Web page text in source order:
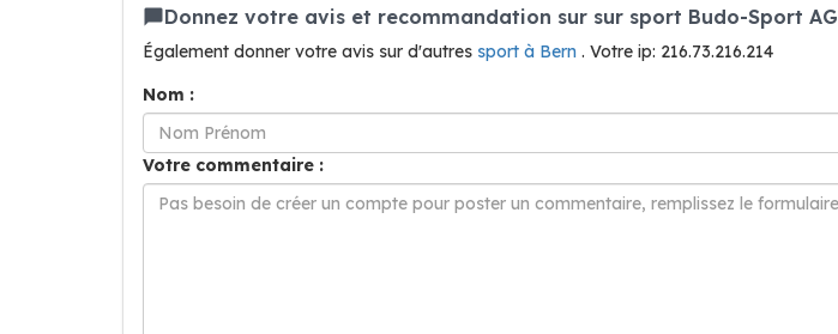
Donnez votre avis et recommandation sur sur sport Budo-Sport AG
Également donner votre avis sur d'autres sport à Bern . Votre ip: 216.73.216.214
Nom :
Votre commentaire :